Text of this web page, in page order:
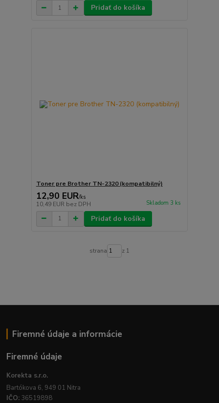
Pridať do košíka
Toner pre Brother TN-2320 (kompatibilný)
12,90 EUR/ks
10,49 EUR bez DPH Skladom 3 ks
Pridať do košíka
strana z 1
Firemné údaje a informácie
Firemné údaje
Korekta s.r.o.
Bartókova 6, 949 01 Nitra
IČO: 36519898